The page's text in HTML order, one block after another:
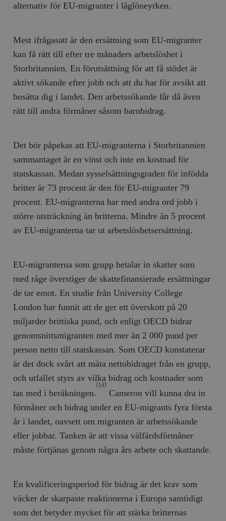
alternativ för EU-migranter i låglöneyrken.
Mest ifrågasatt är den ersättning som EU-migranter
kan få rätt till efter tre månaders arbetslöshet i
Storbritannien. En förutsättning för att få stödet är
aktivt sökande efter jobb och att du har för avsikt att
bosätta dig i landet. Den arbetssökande får då även
rätt till andra förmåner såsom barnbidrag.
Det bör påpekas att EU-migranterna i Storbritannien
sammantaget är en vinst och inte en kostnad för
statskassan. Medan sysselsättningsgraden för infödda
britter är 73 procent är den för EU-migranter 79
procent. EU-migranterna har med andra ord jobb i
större utsträckning än britterna. Mindre än 5 procent
av EU-migranterna tar ut arbetslöshetsersättning.
EU-migranterna som grupp betalar in skatter som
med råge överstiger de skattefinansierade ersättningar
de tar emot. En studie från University College
London har funnit att de ger ett överskott på 20
miljarder brittiska pund, och enligt OECD bidrar
genomsnittsmigranten med mer än 2 000 pund per
person netto till statskassan. Som OECD konstaterar
är det dock svårt att mäta nettobidraget från en grupp,
och utfallet styrs av vilka bidrag och kostnader som
tas med i beräkningen.
[14]
Cameron vill kunna dra in
förmåner och bidrag under en EU-migrants fyra första
år i landet, oavsett om migranten är arbetssökande
eller jobbar. Tanken är att vissa välfärdsförmåner
måste förtjänas genom några års arbete och skattande.
En kvalificeringsperiod för bidrag är det krav som
väcker de skarpaste reaktionerna i Europa samtidigt
som det betyder mycket för att stärka britternas